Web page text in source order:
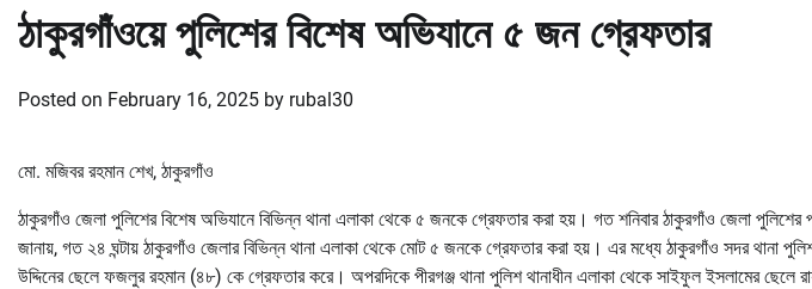
ঠাকুরগাঁওয়ে পুলিশের বিশেষ অভিযানে ৫ জন গ্রেফতার
Posted on February 16, 2025 by rubal30
মো. মজিবর রহমান শেখ, ঠাকুরগাঁও
ঠাকুরগাঁও জেলা পুলিশের বিশেষ অভিযানে বিভিন্ন থানা এলাকা থেকে ৫ জনকে গ্রেফতার করা হয়। গত শনিবার ঠাকুরগাঁও জেলা
জানায়, গত ২৪ ঘন্টায় ঠাকুরগাঁও জেলার বিভিন্ন থানা এলাকা থেকে মোট ৫ জনকে গ্রেফতার করা হয়। এর মধ্যে ঠাকুরগাঁও সদর থানা
উদ্দিনের ছেলে ফজলুর রহমান (৪৮) কে গ্রেফতার করে। অপরদিকে পীরগঞ্জ থানা পুলিশ থানাধীন এলাকা থেকে সাইফুল ইসলামের ছেলে